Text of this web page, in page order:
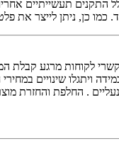
התקנים תעשייתיים
כמו כן, ניתן לייצר
ויתגלו שינויים
, , אפשרית באריזתם